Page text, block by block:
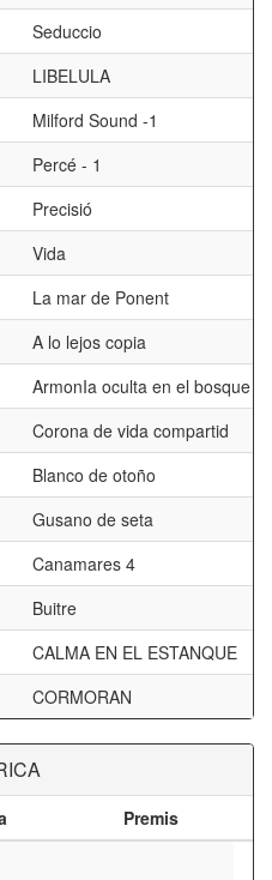
Seduccio
LIBELULA
Milford Sound -1
Percé - 1
Precisió
Vida
La mar de Ponent
A lo lejos copia
ArmonIa oculta en el bosque
Corona de vida compartid
Blanco de otoño
Gusano de seta
Canamares 4
Buitre
CALMA EN EL ESTANQUE
CORMORAN
Premis